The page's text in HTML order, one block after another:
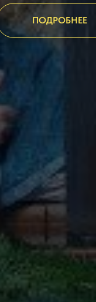
ПОДРОБНЕЕ